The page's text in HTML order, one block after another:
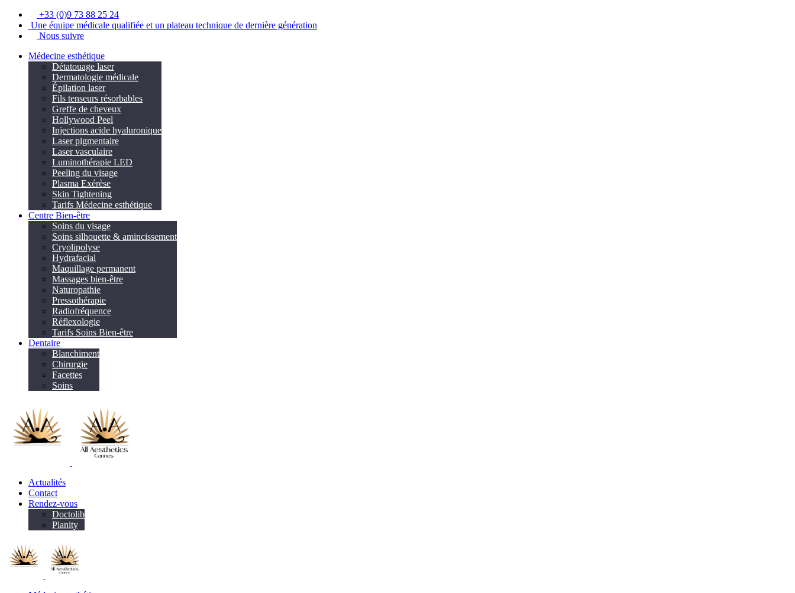
+33 (0)9 73 88 25 24
Une équipe médicale qualifiée et un plateau technique de dernière génération
Nous suivre
Médecine esthétique
Détatouage laser
Dermatologie médicale
Épilation laser
Fils tenseurs résorbables
Greffe de cheveux
Hollywood Peel
Injections acide hyaluronique
Laser pigmentaire
Laser vasculaire
Luminothérapie LED
Peeling du visage
Plasma Exérèse
Skin Tightening
Tarifs Médecine esthétique
Centre Bien-être
Soins du visage
Soins silhouette & amincissement
Cryolipolyse
Hydrafacial
Maquillage permanent
Massages bien-être
Naturopathie
Pressothérapie
Radiofréquence
Réflexologie
Tarifs Soins Bien-être
Dentaire
Blanchiment
Chirurgie
Facettes
Soins
Actualités
Contact
Rendez-vous
Doctolib
Planity